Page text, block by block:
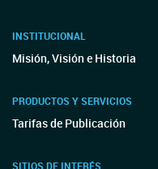
INSTITUCIONAL
Misión, Visión e Historia
PRODUCTOS Y SERVICIOS
Tarifas de Publicación
SITIOS DE INTERÉS